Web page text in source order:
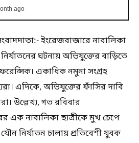
ago
ইংরেজবাজারে নাবালিকা
ঘটনায় অভিযুক্তের বাড়িতে
একাধিক নমুনা সংগ্রহ
এদিকে, অভিযুক্তের ফাঁসির দাবি
উল্লেখ্য, গত রবিবার
এক নাবালিকা ছাত্রীকে মুখ চেপে
নির্যাতন চালায় প্রতিবেশী যুবক